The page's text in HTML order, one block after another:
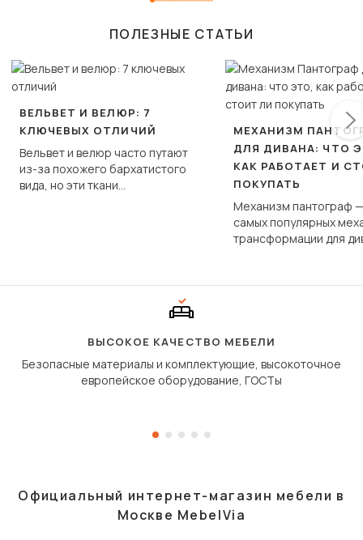
ПОЛЕЗНЫЕ СТАТЬИ
ВЕЛЬВЕТ И ВЕЛЮР: 7
КЛЮЧЕВЫХ ОТЛИЧИЙ
Вельвет и велюр часто путают
из-за похожего бархатистого
вида, но эти ткани
МЕХАНИЗМ
ДЛЯ ДИВАНА: ЧТО
КАК РАБОТАЕТ И
ПОКУПАТЬ
Механизм пантограф
самых популярных
трансформации для
сиденье не
дугообразной
ВЫСОКОЕ КАЧЕСТВО МЕБЕЛИ
Безопасные материалы и комплектующие, высокоточное
европейское оборудование, ГОСТы
Официальный интернет-магазин мебели в
Москве MebelVia